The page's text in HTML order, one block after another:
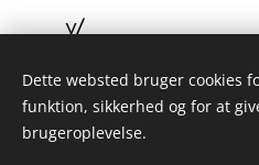
y/
Dette websted bruger cookies
funktion, sikkerhed og for at
brugeroplevelse.